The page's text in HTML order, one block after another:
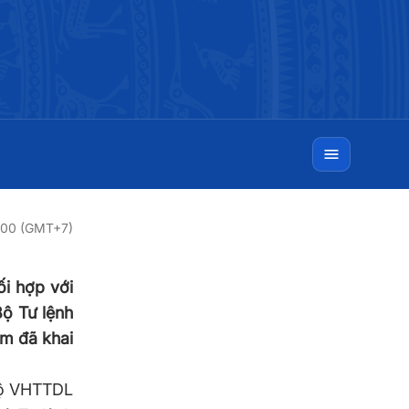
(GMT+7)
hợp với
Tư lệnh
đã khai
VHTTDL